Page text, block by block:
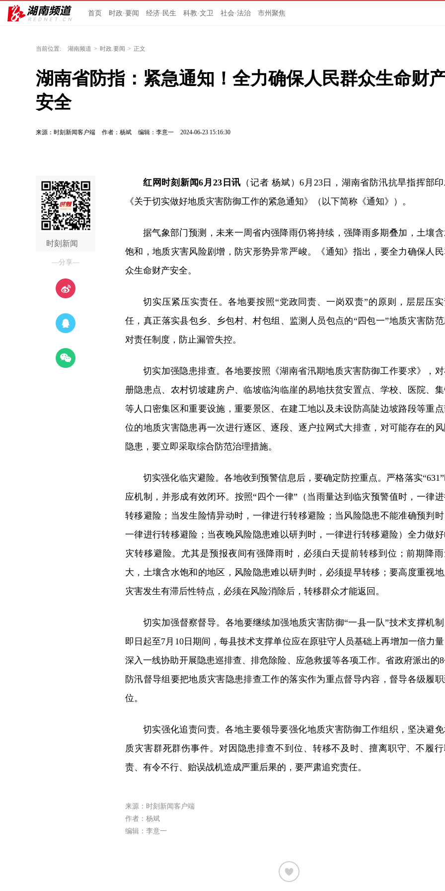
首页 时政·要闻 经济·民生 科教·文卫 社会·法治 市州聚焦
当前位置: 湖南频道 > 时政.要闻 > 正文
湖南省防指：紧急通知！全力确保人民群众生命财
安全
来源：时刻新闻客户端 作者：杨斌 编辑：李意一 2024-06-23 15:16:30
时刻新闻
—分享—
红网时刻新闻6月23日讯 （记者 杨斌）6月23日，湖南省防汛抗旱指挥部
《关于切实做好地质灾害防御工作的紧急通知》（以下简称《通知》）。
据气象部门预测，未来一周省内强降雨仍将持续，强降雨多期叠加，土壤
饱和，地质灾害风险剧增，防灾形势异常严峻。《通知》指出，要全力确保人
众生命财产安全。
切实压紧压实责任。各地要按照“党政同责、一岗双责”的原则，层层压
任，真正落实县包乡、乡包村、村包组、监测人员包点的“四包一”地质灾害防
对责任制度，防止漏管失控。
切实加强隐患排查。各地要按照《湖南省汛期地质灾害防御工作要求》，
册隐患点、农村切坡建房户、临坡临沟临崖的易地扶贫安置点、学校、医院、
等人口密集区和重要设施，重要景区、在建工地以及未设防高陡边坡路段等重
位的地质灾害隐患再一次进行逐区、逐段、逐户拉网式大排查，对可能存在的
隐患，要立即采取综合防范治理措施。
切实强化临灾避险。各地收到预警信息后，要确定防控重点。严格落实“631”
应机制，并形成有效闭环。按照“四个一律”（当雨量达到临灾预警值时，一律
转移避险；当发生险情异动时，一律进行转移避险；当风险隐患不能准确预判时
一律进行转移避险；当夜晚风险隐患难以研判时，一律进行转移避险）全力做
灾转移避险。尤其是预报夜间有强降雨时，必须白天提前转移到位；前期降
大，土壤含水饱和的地区，风险隐患难以研判时，必须提早转移；要高度重视
灾害发生有滞后性特点，必须在风险消除后，转移群众才能返回。
切实加强督察督导。各地要继续加强地质灾害防御“一县一队”技术支撑机制
即日起至7月10日期间，每县技术支撑单位应在原驻守人员基础上再增加一倍力量
深入一线协助开展隐患巡排查、排危除险、应急救援等各项工作。省政府派出的
防汛督导组要把地质灾害隐患排查工作的落实作为重点督导内容，督导各级履职
位。
切实强化追责问责。各地主要领导要强化地质灾害防御工作组织，坚决避
质灾害群死群伤事件。对因隐患排查不到位、转移不及时、擅离职守、不履
责、有令不行、贻误战机造成严重后果的，要严肃追究责任。
来源：时刻新闻客户端
作者：杨斌
编辑：李意一